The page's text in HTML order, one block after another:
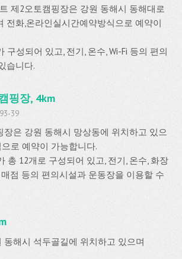
제2오토캠핑장은 강원 동해시 동해대로
전화,온라인실시간예약방식으로 예약이
구성되어 있고, 전기, 온수, Wi-Fi 등의 편의
습니다.
핑장, 4km
39
장은 강원 동해시 망상동에 위치하고 있으
로 예약이 가능합니다.
총 12개로 구성되어 있고, 전기, 온수, 화장
매점 등의 편의시설과 운동장을 이용할 수
동해시 석두골길에 위치하고 있으며